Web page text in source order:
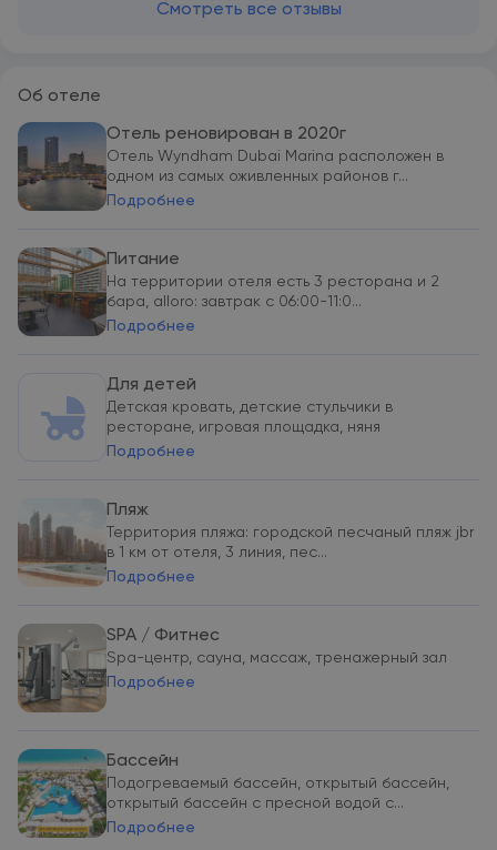
Смотреть все отзывы
Об отеле
Отель реновирован в 2020г
Отель Wyndham Dubai Marina расположен в
одном из самых оживленных районов г...
Подробнее
Питание
На территории отеля есть 3 ресторана и 2
бара, alloro: завтрак с 06:00-11:0...
Подробнее
Для детей
Детская кровать, детские стульчики в
ресторане, игровая площадка, няня
Подробнее
Пляж
Территория пляжа: городской песчаный пляж jbr
в 1 км от отеля, 3 линия, пес...
Подробнее
SPA / Фитнес
Spa-центр, сауна, массаж, тренажерный зал
Подробнее
Бассейн
Подогреваемый бассейн, открытый бассейн,
открытый бассейн с пресной водой с...
Подробнее